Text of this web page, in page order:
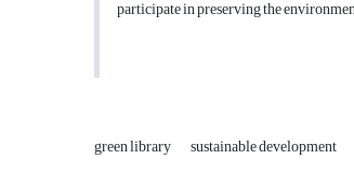
participate in preserving the
green library sustainable development